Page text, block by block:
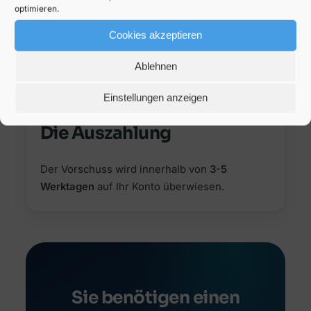
optimieren.
Cookies akzeptieren
Ablehnen
Einstellungen anzeigen
Vorschuss zwischen
jedoch darf der Betrag max. 30% des
Die Auszahlung
Der Vorschuss wird innerhalb von 3-5
Werktagen auf Ihr Konto überwiesen.
Sie benötigen einen